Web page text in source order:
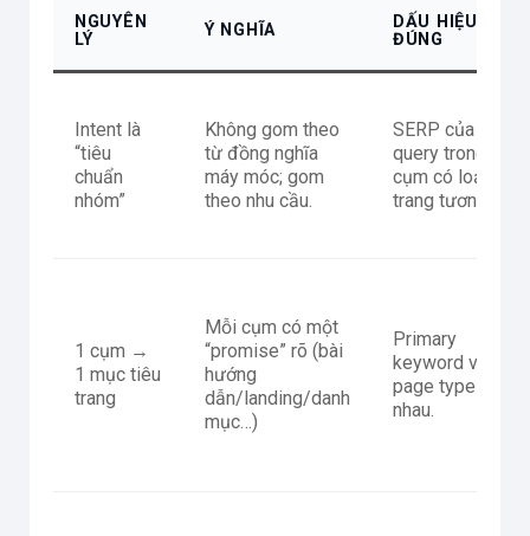
NGUYÊN
LÝ
Ý NGHĨA
DẤU HIỆU LÀM
ĐÚNG
Intent là
“tiêu
chuẩn
nhóm”
Không gom theo
từ đồng nghĩa
máy móc; gom
theo nhu cầu.
SERP của các
query trong
cụm có loại
trang tương tự.
1 cụm →
1 mục tiêu
trang
Mỗi cụm có một
“promise” rõ (bài
hướng
dẫn/landing/danh
mục…)
Primary
keyword và
page type khớp
nhau.